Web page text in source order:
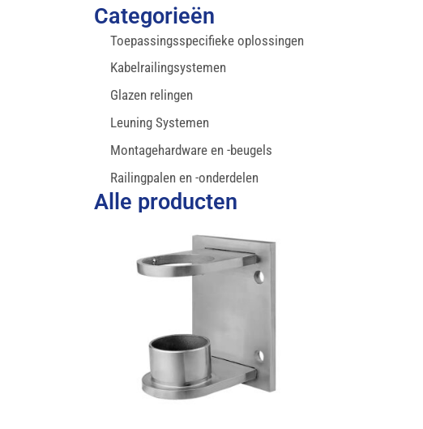
Categorieën
Toepassingsspecifieke oplossingen
Kabelrailingsystemen
Glazen relingen
Leuning Systemen
Montagehardware en -beugels
Railingpalen en -onderdelen
Alle producten